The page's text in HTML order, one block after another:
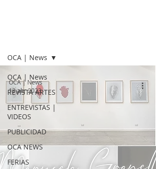
OCA | News
REVISTA ARTES
ENTREVISTAS |
VIDEOS
PUBLICIDAD
OCA NEWS
FERIAS
OCA | News
OCA | News
13 abr 2023